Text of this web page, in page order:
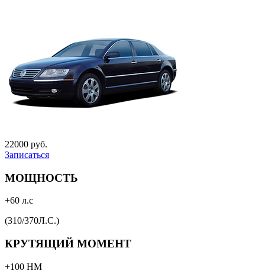
22000 руб.
Записаться
МОЩНОСТЬ
+60 л.с
(310/370Л.С.)
КРУТЯЩИЙ МОМЕНТ
+100 НМ